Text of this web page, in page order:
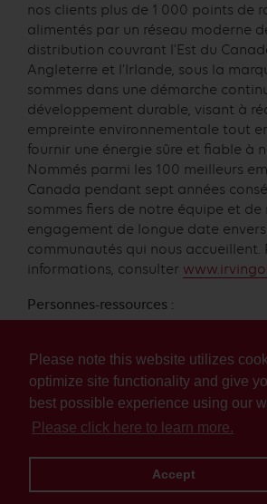
Please note this website utilizes
optimize site functionality and give
best possible experience using our
Please click here to learn more.
Accept
nos clients plus de 1 000 points de
alimentés par un réseau moderne
distribution couvrant l’Est du
Angleterre et l’Irlande, sous la
sommes dans une démarche
développement durable, visant à
empreinte environnementale tout
fournir une énergie sûre et fiable à
Nommés parmi les 100 meilleurs
Canada pendant sept années
sommes fiers de notre équipe et de
engagement de longue date
communautés qui nous accueillent.
informations, consulter
Personnes-ressources :
Irving Oil
katherine.dentremont@irvingoil.com
506.654.7162
Mischa Zajtmann
EverGen Infrastructure Corp.
mischa@evergeninfra.com
604.202.7004